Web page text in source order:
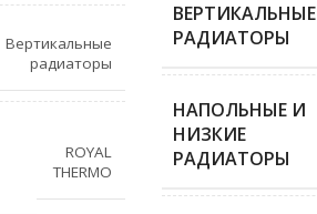
Вертикальные
радиаторы
ROYAL
THERMO
ВЕРТИКАЛЬНЫЕ
РАДИАТОРЫ
НАПОЛЬНЫЕ И
НИЗКИЕ
РАДИАТОРЫ